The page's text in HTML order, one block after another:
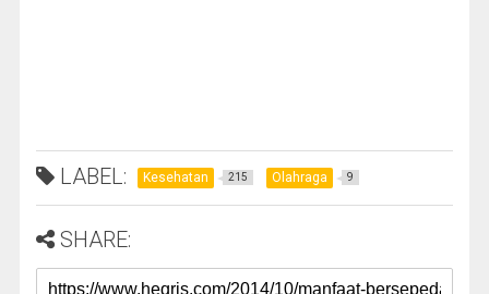
LABEL: Kesehatan 215 Olahraga 9
SHARE: